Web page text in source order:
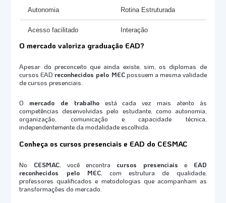
Autonomia Rotina Estruturada
Acesso facilitado Interação
O mercado valoriza graduação EAD?
Apesar do preconceito que ainda existe, sim, os diplomas de
cursos EADreconhecidos pelo MECpossuem a mesma validade
de cursos presenciais.
Omercado de trabalhoestá cada vez mais atento às
competências desenvolvidas pelo estudante, como autonomia,
organização, comunicação e capacidade técnica,
independentemente da modalidade escolhida.
Conheça os cursos presenciais e EAD do CESMAC
No CESMAC, você encontra cursos presenciais e EAD
reconhecidos pelo MEC, com estrutura de qualidade,
professores qualificados e metodologias que acompanham as
transformações do mercado.